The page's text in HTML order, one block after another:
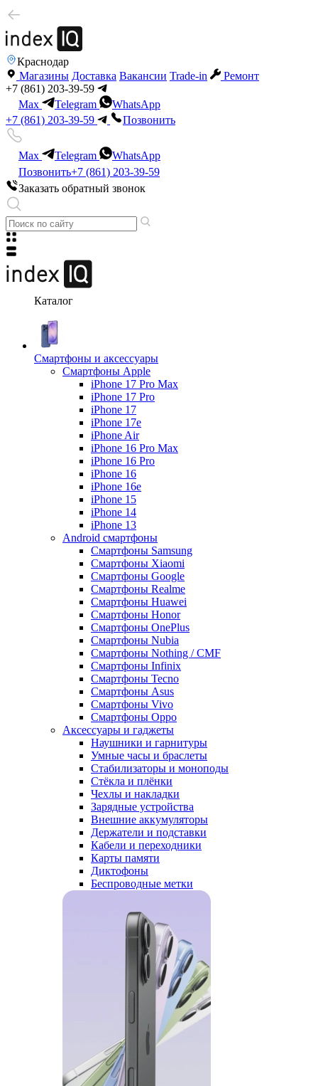
Краснодар
Магазины Доставка Вакансии Trade-in
Ремонт
+7 (861) 203-39-59
Max
Telegram
WhatsApp
+7 (861) 203-39-59
Позвонить
Max Telegram
WhatsApp
Позвонить+7 (861) 203-39-59
Заказать обратный звонок
Каталог
Смартфоны и аксессуары
Смартфоны Apple
iPhone 17 Pro Max
iPhone 17 Pro
iPhone 17
iPhone 17e
iPhone Air
iPhone 16 Pro Max
iPhone 16 Pro
iPhone 16
iPhone 16e
iPhone 15
iPhone 14
iPhone 13
Android cмартфоны
Смартфоны Samsung
Смартфоны Xiaomi
Смартфоны Google
Смартфоны Realme
Смартфоны Huawei
Смартфоны Honor
Смартфоны OnePlus
Смартфоны Nubia
Смартфоны Nothing / CMF
Смартфоны Infinix
Смартфоны Tecno
Смартфоны Asus
Смартфоны Vivo
Смартфоны Oppo
Аксессуары и гаджеты
Наушники и гарнитуры
Умные часы и браслеты
Стабилизаторы и моноподы
Стёкла и плёнки
Чехлы и накладки
Зарядные устройства
Внешние аккумуляторы
Держатели и подставки
Кабели и переходники
Карты памяти
Диктофоны
Беспроводные метки